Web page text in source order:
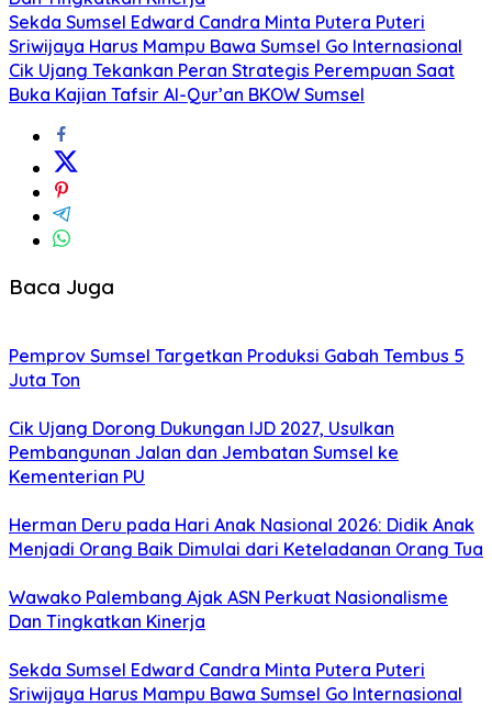
Sekda Sumsel Edward Candra Minta Putera Puteri
Sriwijaya Harus Mampu Bawa Sumsel Go Internasional
Cik Ujang Tekankan Peran Strategis Perempuan Saat
Buka Kajian Tafsir Al-Qur’an BKOW Sumsel
Baca Juga
Pemprov Sumsel Targetkan Produksi Gabah Tembus 5
Juta Ton
Cik Ujang Dorong Dukungan IJD 2027, Usulkan
Pembangunan Jalan dan Jembatan Sumsel ke
Kementerian PU
Herman Deru pada Hari Anak Nasional 2026: Didik Anak
Menjadi Orang Baik Dimulai dari Keteladanan Orang Tua
Wawako Palembang Ajak ASN Perkuat Nasionalisme
Dan Tingkatkan Kinerja
Sekda Sumsel Edward Candra Minta Putera Puteri
Sriwijaya Harus Mampu Bawa Sumsel Go Internasional